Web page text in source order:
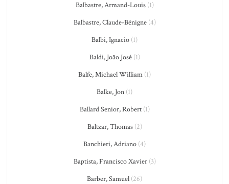
Balbastre, Armand-Louis(1)
Balbastre, Claude-Bénigne(4)
Balbi, Ignacio (1)
Baldi, João José(1)
Balfe, Michael William (1)
Balke, Jon (1)
Ballard Senior, Robert(1)
Baltzar, Thomas(2)
Banchieri, Adriano (4)
Baptista, Francisco Xavier(3)
Barber, Samuel (26)